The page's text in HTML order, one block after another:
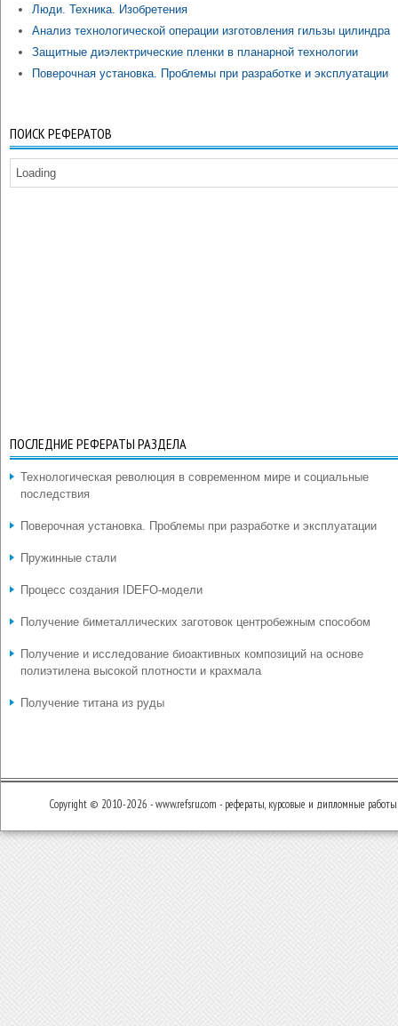
Люди. Техника. Изобретения
Анализ технологической операции изготовления гильзы цилиндра
Защитные диэлектрические пленки в планарной технологии
Поверочная установка. Проблемы при разработке и эксплуатации
ПОИСК РЕФЕРАТОВ
Loading
ПОСЛЕДНИЕ РЕФЕРАТЫ РАЗДЕЛА
Технологическая революция в современном мире и социальные
последствия
Поверочная установка. Проблемы при разработке и эксплуатации
Пружинные стали
Процесс создания IDEFO-модели
Получение биметаллических заготовок центробежным способом
Получение и исследование биоактивных композиций на основе
полиэтилена высокой плотности и крахмала
Получение титана из руды
Copyright © 2010-2026 - www.refsru.com - рефераты, курсовые и дипломные работы